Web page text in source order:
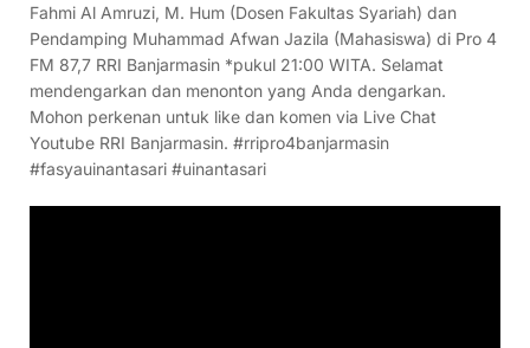
Fahmi Al Amruzi, M. Hum (Dosen Fakultas Syariah) dan
Pendamping Muhammad Afwan Jazila (Mahasiswa) di Pro 4
FM 87,7 RRI Banjarmasin *pukul 21:00 WITA. Selamat
mendengarkan dan menonton yang Anda dengarkan.
Mohon perkenan untuk like dan komen via Live Chat
Youtube RRI Banjarmasin. #rripro4banjarmasin
#fasyauinantasari #uinantasari